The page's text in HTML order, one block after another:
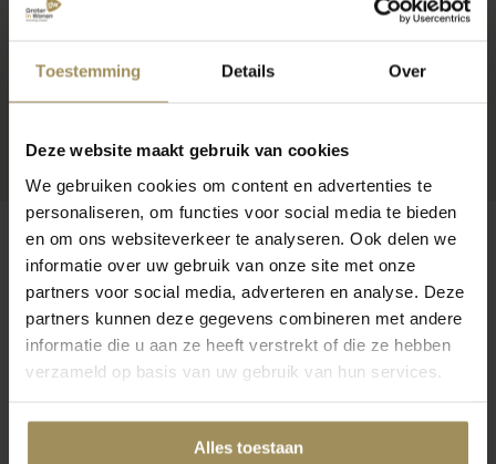
Toestemming Details Over
Deze website maakt gebruik van cookies
We gebruiken cookies om content en advertenties te
personaliseren, om functies voor social media te bieden
en om ons websiteverkeer te analyseren. Ook delen we
informatie over uw gebruik van onze site met onze
partners voor social media, adverteren en analyse. Deze
partners kunnen deze gegevens combineren met andere
informatie die u aan ze heeft verstrekt of die ze hebben
verzameld op basis van uw gebruik van hun services.
Alles toestaan
Op zoek naar meer inspiratie?